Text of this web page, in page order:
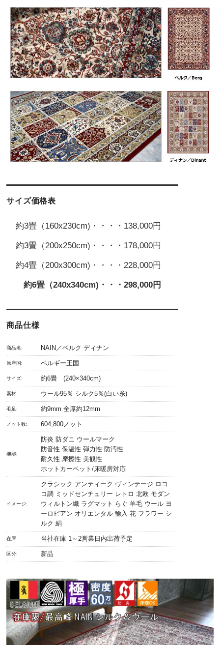
サイズ価格表
約3畳（160x230cm)・・・・138,000円
約3畳（200x250cm)・・・・178,000円
約4畳（200x300cm)・・・・228,000円
約6畳（240x340cm)・・・298,000円
商品仕様
商品名: NAIN／ベルク ディナン
原産国: ベルギー王国
サイズ: 約6畳 (240×340cm)
素材: ウール95％ シルク5％(白い糸)
毛足: 約9mm 全厚約12mm
ノット数: 604,800ノット
機能:
防炎 防ダニ ウールマーク
防音性 保温性 弾力性 防汚性
耐久性 摩擦性 美観性
ホットカーペット/床暖房対応
イメージ:
クラシック アンティーク ヴィンテージ ロコ
コ調 ミッドセンチュリー レトロ 北欧 モダン
ウィルトン織 ラグマット らぐ 羊毛 ウール ヨ
ーロピアン オリエンタル 輸入 花 フラワー シ
ルク 絹
在庫: 当社在庫 1～2営業日内出荷予定
区分: 新品